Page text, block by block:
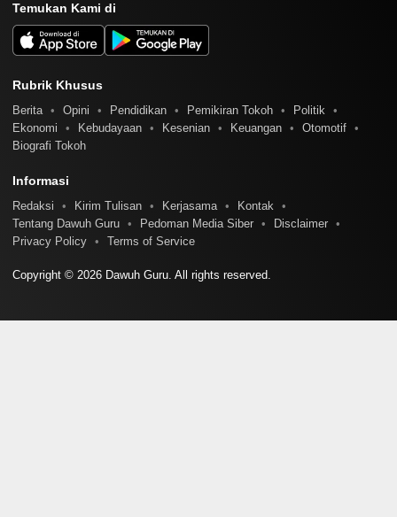
Temukan Kami di
Rubrik Khusus
Berita Opini Pendidikan Pemikiran Tokoh
Politik
Ekonomi
Kebudayaan Kesenian Keuangan
Otomotif
Biografi Tokoh
Informasi
Redaksi Kirim Tulisan Kerjasama
Kontak
Tentang Dawuh Guru
Pedoman Media Siber
Disclaimer
Privacy Policy
Terms of Service
Copyright © 2026 Dawuh Guru. All rights reserved.